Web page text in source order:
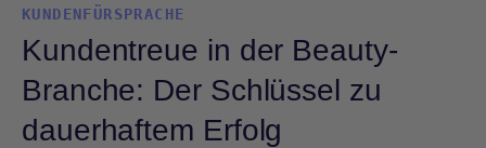
KUNDENFÜRSPRACHE
Kundentreue in der Beauty-
Branche: Der Schlüssel zu
dauerhaftem Erfolg